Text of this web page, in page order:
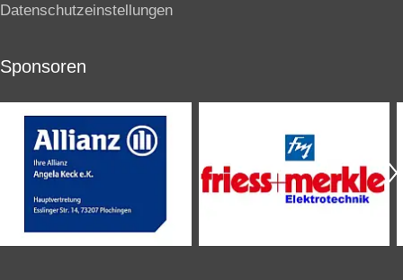
Datenschutzeinstellungen
Sponsoren